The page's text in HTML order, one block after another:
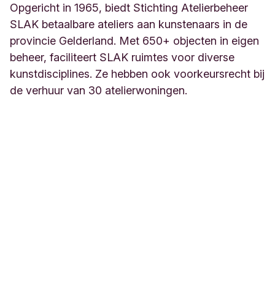
Opgericht in 1965, biedt Stichting Atelierbeheer
SLAK betaalbare ateliers aan kunstenaars in de
provincie Gelderland. Met 650+ objecten in eigen
beheer, faciliteert SLAK ruimtes voor diverse
kunstdisciplines. Ze hebben ook voorkeursrecht bij
de verhuur van 30 atelierwoningen.